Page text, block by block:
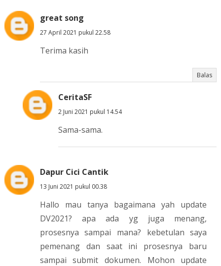
great song
27 April 2021 pukul 22.58
Terima kasih
Balas
CeritaSF
2 Juni 2021 pukul 14.54
Sama-sama.
Dapur Cici Cantik
13 Juni 2021 pukul 00.38
Hallo mau tanya bagaimana yah update
DV2021? apa ada yg juga menang,
prosesnya sampai mana? kebetulan saya
pemenang dan saat ini prosesnya baru
sampai submit dokumen. Mohon update